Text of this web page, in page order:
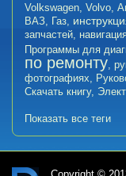
Volkswagen Volvo
ВАЗ
Газ
запчастей
Программы для
по ремонту
фотографиях
Скачать книгу,
Показать все теги